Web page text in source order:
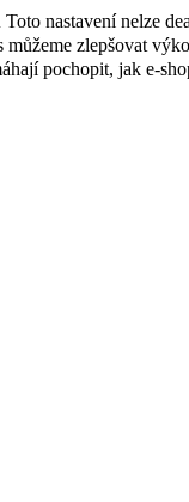
Toto nastavení nelze
zlepšovat
pochopit, jak e-